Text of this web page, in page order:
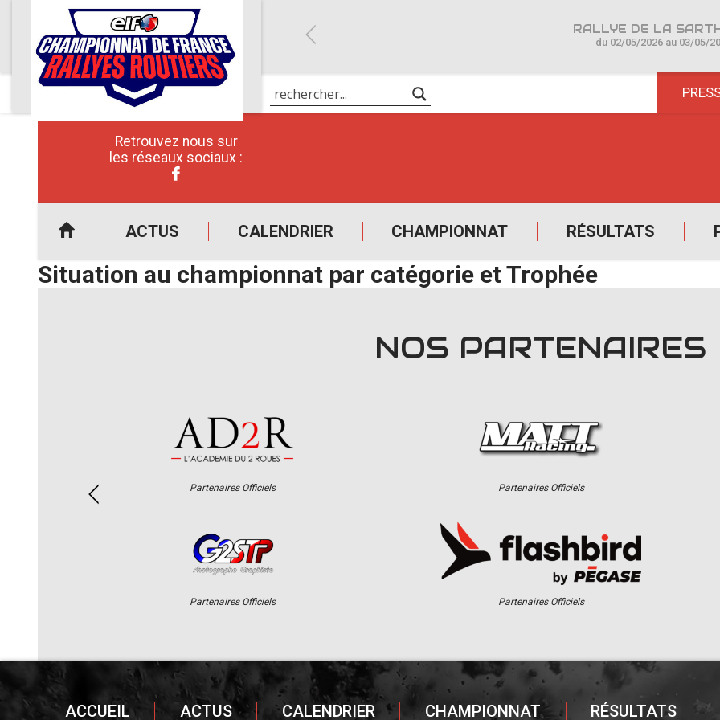
Retrouvez nous sur
les réseaux sociaux :
ACTUS CALENDRIER CHAMPIONNAT RÉSULTATS
du 02/05/2026 au 03/05/
Situation au championnat par catégorie et Trophée
NOS PARTENAIRES
Partenaires Officiels
Partenaires Officiels
Partenaires Officiels
Partenaires Officiels
ACCUEIL ACTUS CALENDRIER CHAMPIONNAT RÉSULTATS